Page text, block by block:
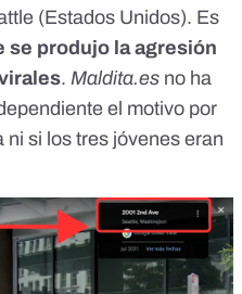
(Estados Unidos). Es
se produjo la agresión
. Maldita.es no ha
el motivo por
si los tres jóvenes eran